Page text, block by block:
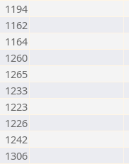
1194
1162
1164
1260
1265
1233
1223
1226
1242
1306